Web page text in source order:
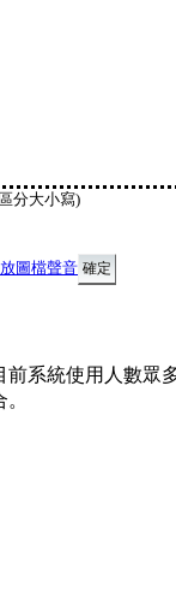
分大小寫)
圖檔聲音
前系統使用人數眾